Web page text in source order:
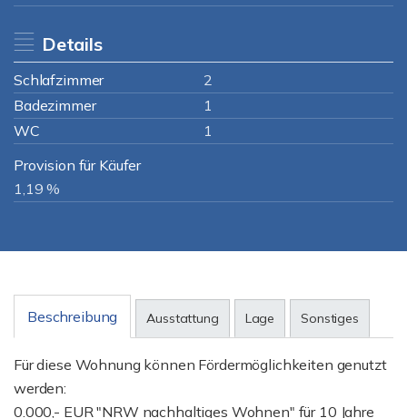
Details
Schlafzimmer
2
Badezimmer
1
WC
1
Provision für Käufer
1,19 %
Beschreibung Ausstattung Lage Sonstiges
Für diese Wohnung können Fördermöglichkeiten genutzt
werden:
0.000,- EUR "NRW nachhaltiges Wohnen" für 10 Jahre